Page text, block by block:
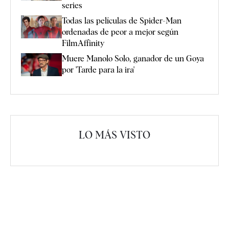
series
Todas las películas de Spider-Man
ordenadas de peor a mejor según
FilmAffinity
Muere Manolo Solo, ganador de un Goya
por 'Tarde para la ira'
LO MÁS VISTO